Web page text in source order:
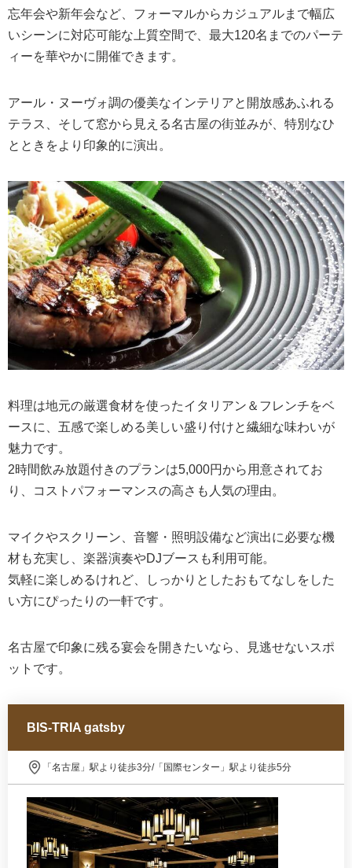
忘年会や新年会など、フォーマルからカジュアルまで幅広
いシーンに対応可能な上質空間で、最大120名までのパーテ
ィーを華やかに開催できます。
アール・ヌーヴォ調の優美なインテリアと開放感あふれる
テラス、そして窓から見える名古屋の街並みが、特別なひ
とときをより印象的に演出。
料理は地元の厳選食材を使ったイタリアン＆フレンチをベ
ースに、五感で楽しめる美しい盛り付けと繊細な味わいが
魅力です。
2時間飲み放題付きのプランは5,000円から用意されてお
り、コストパフォーマンスの高さも人気の理由。
マイクやスクリーン、音響・照明設備など演出に必要な機
材も充実し、楽器演奏やDJブースも利用可能。
気軽に楽しめるけれど、しっかりとしたおもてなしをした
い方にぴったりの一軒です。
名古屋で印象に残る宴会を開きたいなら、見逃せないスポ
ットです。
BIS-TRIA gatsby
「名古屋」駅より徒歩3分/「国際センター」駅より徒歩5分